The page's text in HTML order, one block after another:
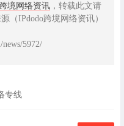
境网络资讯 ，转载此文请
（IPdodo跨境网络资讯）
5972/
专线